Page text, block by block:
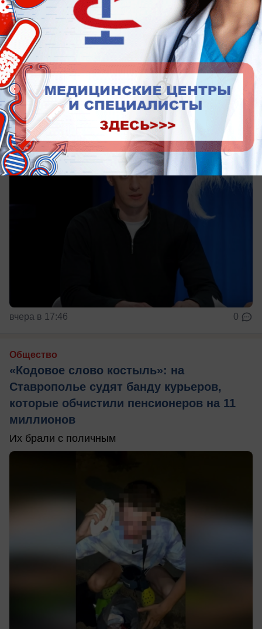
Общество
Бизнес на гладкости: как
ставропольский предприниматель
побывал на шоу «Быстрые свидания»
Покорил бачатой, но испугал провинциальной
пропиской
вчера в 17:46 0
Общество
«Кодовое слово костыль»: на
Ставрополье судят банду курьеров,
которые обчистили пенсионеров на 11
миллионов
Их брали с поличным